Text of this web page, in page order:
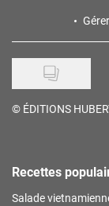
© ÉDITIONS
Recettes
Salade